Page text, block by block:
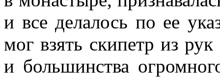
и все делалось по ее
мог взять скипетр из
и большинства